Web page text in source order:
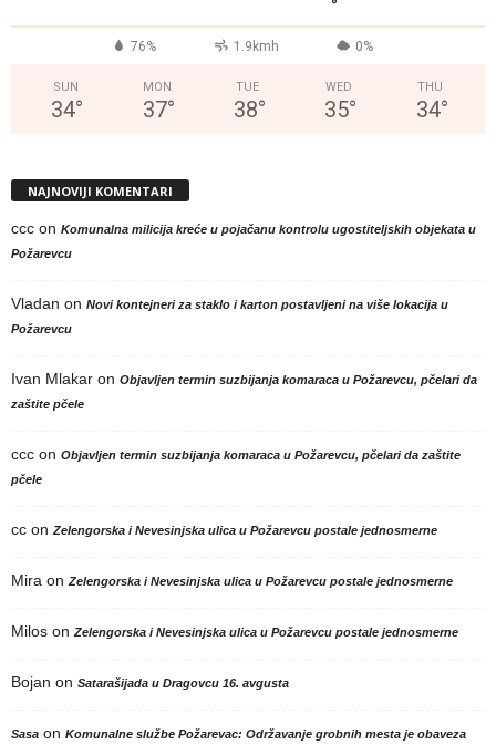
°
76% 1.9kmh 0%
SUN
34°
MON
37°
TUE
38°
WED
35°
THU
34°
NAJNOVIJI KOMENTARI
ccc on Komunalna milicija kreće u pojačanu kontrolu ugostiteljskih objekata u
Požarevcu
Vladan on Novi kontejneri za staklo i karton postavljeni na više lokacija u
Požarevcu
Ivan Mlakar on Objavljen termin suzbijanja komaraca u Požarevcu, pčelari da
zaštite pčele
ccc on Objavljen termin suzbijanja komaraca u Požarevcu, pčelari da zaštite
pčele
cc on Zelengorska i Nevesinjska ulica u Požarevcu postale jednosmerne
Mira on Zelengorska i Nevesinjska ulica u Požarevcu postale jednosmerne
Milos on Zelengorska i Nevesinjska ulica u Požarevcu postale jednosmerne
Bojan on Satarašijada u Dragovcu 16. avgusta
Sasa on Komunalne službe Požarevac: Održavanje grobnih mesta je obaveza